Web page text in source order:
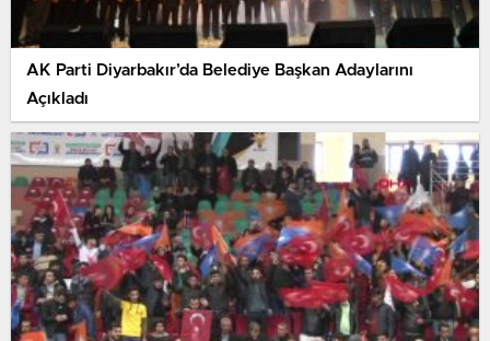
AK Parti Diyarbakır’da Belediye Başkan Adaylarını
Açıkladı